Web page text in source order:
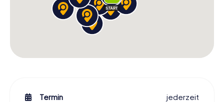
Termin
jederzeit